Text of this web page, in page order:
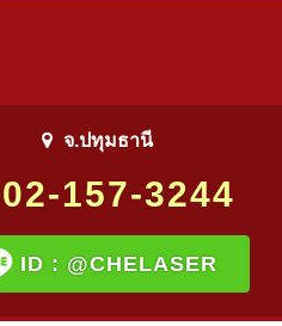
จ.ปทุมธานี
02-157-3244
ID : @CHELASER